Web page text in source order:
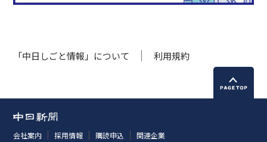
「中日しごと情報」について 利用規約
会社案内 採用情報 購読申込 関連企業